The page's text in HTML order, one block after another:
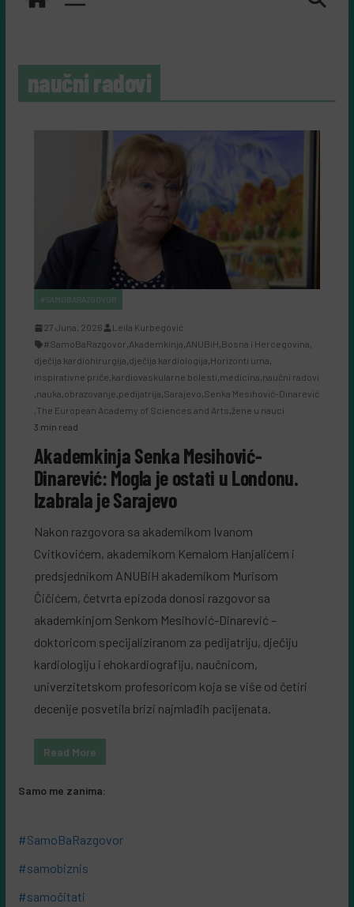
naučni radovi
#SAMOBARAZGOVOR
27 Juna, 2026
Leila Kurbegović
#SamoBaRazgovor,Akademkinja,ANUBiH,Bosna i Hercegovina,
dječija kardiohirurgija,dječija kardiologija,Horizonti uma,
inspirativne priče,kardiovaskularne bolesti,medicina,naučni radovi
,nauka,obrazovanje,pedijatrija,Sarajevo,Senka Mesihović-Dinarević
,The European Academy of Sciences and Arts,žene u nauci
3 min read
Akademkinja Senka Mesihović-
Dinarević: Mogla je ostati u Londonu.
Izabrala je Sarajevo
Nakon razgovora sa akademikom Ivanom
Cvitkovićem, akademikom Kemalom Hanjalićem i
predsjednikom ANUBiH akademikom Murisom
Čičićem, četvrta epizoda donosi razgovor sa
akademkinjom Senkom Mesihović-Dinarević –
doktoricom specijaliziranom za pedijatriju, dječiju
kardiologiju i ehokardiografiju, naučnicom,
univerzitetskom profesoricom koja se više od četiri
decenije posvetila brizi najmlađih pacijenata.
Read More
Samo me zanima:
#SamoBaRazgovor
#samobiznis
#samočitati